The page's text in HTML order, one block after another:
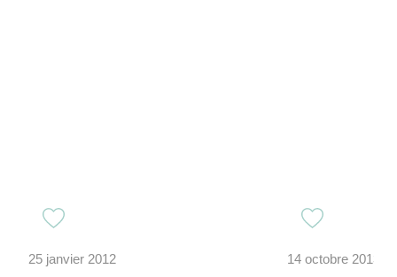
25 janvier 2012 14 octobre 2013